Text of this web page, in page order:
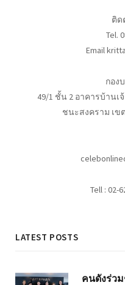
ติ
Tel.
Email
กอง
49/1 ชั้น 2 อาคารบ้าน
ชนะสงคราม เข
Tell : 02-
LATEST POSTS
คนดังร่ว